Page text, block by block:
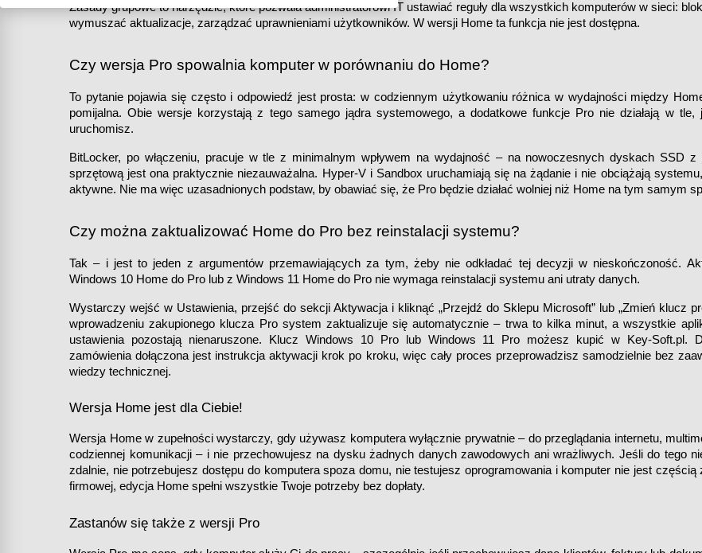
Zasady grupowe to narzędzie, które pozwala administratorowi IT ustawiać reguły dla wszystkich komputerów w sieci:
wymuszać aktualizacje, zarządzać uprawnieniami użytkowników. W wersji Home ta funkcja nie jest dostępna.
Czy wersja Pro spowalnia komputer w porównaniu do Home?
To pytanie pojawia się często i odpowiedź jest prosta: w codziennym użytkowaniu różnica w wydajności między
pomijalna. Obie wersje korzystają z tego samego jądra systemowego, a dodatkowe funkcje Pro nie działają w tle,
uruchomisz.
BitLocker, po włączeniu, pracuje w tle z minimalnym wpływem na wydajność – na nowoczesnych dyskach SSD z
sprzętową jest ona praktycznie niezauważalna. Hyper-V i Sandbox uruchamiają się na żądanie i nie obciążają
aktywne. Nie ma więc uzasadnionych podstaw, by obawiać się, że Pro będzie działać wolniej niż Home na tym samym
Czy można zaktualizować Home do Pro bez reinstalacji systemu?
Tak – i jest to jeden z argumentów przemawiających za tym, żeby nie odkładać tej decyzji w nieskończoność.
Windows 10 Home do Pro lub z Windows 11 Home do Pro nie wymaga reinstalacji systemu ani utraty danych.
Wystarczy wejść w Ustawienia, przejść do sekcji Aktywacja i kliknąć „Przejdź do Sklepu Microsoft” lub „Zmień klucz
wprowadzeniu zakupionego klucza Pro system zaktualizuje się automatycznie – trwa to kilka minut, a wszystkie
ustawienia pozostają nienaruszone. Klucz Windows 10 Pro lub Windows 11 Pro możesz kupić w Key-Soft.pl.
zamówienia dołączona jest instrukcja aktywacji krok po kroku, więc cały proces przeprowadzisz samodzielnie bez
wiedzy technicznej.
Wersja Home jest dla Ciebie!
Wersja Home w zupełności wystarczy, gdy używasz komputera wyłącznie prywatnie – do przeglądania internetu,
codziennej komunikacji – i nie przechowujesz na dysku żadnych danych zawodowych ani wrażliwych. Jeśli do tego
zdalnie, nie potrzebujesz dostępu do komputera spoza domu, nie testujesz oprogramowania i komputer nie jest częścią
firmowej, edycja Home spełni wszystkie Twoje potrzeby bez dopłaty.
Zastanów się także z wersji Pro